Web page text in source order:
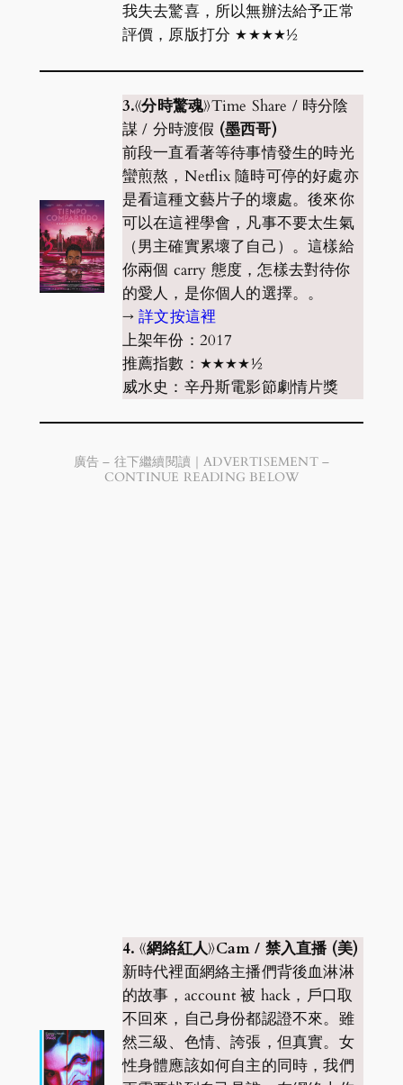
我失去驚喜，所以無辦法給予正常
評價，原版打分 ★★★★½
3.《分時驚魂》Time Share / 時分陰
謀 / 分時渡假 (墨西哥)
前段一直看著等待事情發生的時光
蠻煎熬，Netflix 隨時可停的好處亦
是看這種文藝片子的壞處。後來你
可以在這裡學會，凡事不要太生氣
（男主確實累壞了自己）。這樣給
你兩個 carry 態度，怎樣去對待你
的愛人，是你個人的選擇。。
→詳文按這裡
上架年份：2017
推薦指數：★★★★½
威水史：辛丹斯電影節劇情片獎
廣告 – 往下繼續閱讀｜ADVERTISEMENT –
CONTINUE READING BELOW
4. 《網絡紅人》Cam / 禁入直播 (美)
新時代裡面網絡主播們背後血淋淋
的故事，account 被 hack，戶口取
不回來，自己身份都認證不來。雖
然三級、色情、誇張，但真實。女
性身體應該如何自主的同時，我們